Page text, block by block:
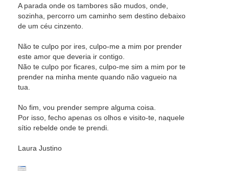
A parada onde os tambores são mudos, onde,
sozinha, percorro um caminho sem destino debaixo
de um céu cinzento.
Não te culpo por ires, culpo-me a mim por prender
este amor que deveria ir contigo.
Não te culpo por ficares, culpo-me sim a mim por te
prender na minha mente quando não vagueio na
tua.
No fim, vou prender sempre alguma coisa.
Por isso, fecho apenas os olhos e visito-te, naquele
sítio rebelde onde te prendi.
Laura Justino